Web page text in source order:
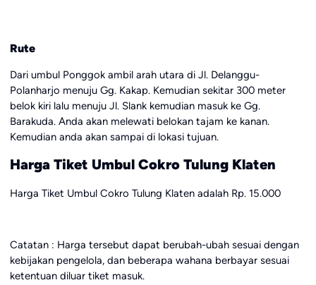
Rute
Dari umbul Ponggok ambil arah utara di Jl. Delanggu-
Polanharjo menuju Gg. Kakap. Kemudian sekitar 300 meter
belok kiri lalu menuju Jl. Slank kemudian masuk ke Gg.
Barakuda. Anda akan melewati belokan tajam ke kanan.
Kemudian anda akan sampai di lokasi tujuan.
Harga Tiket Umbul Cokro Tulung Klaten
Harga Tiket Umbul Cokro Tulung Klaten adalah Rp. 15.000
Catatan : Harga tersebut dapat berubah-ubah sesuai dengan
kebijakan pengelola, dan beberapa wahana berbayar sesuai
ketentuan diluar tiket masuk.